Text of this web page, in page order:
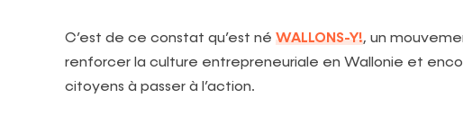
C’est de ce constat qu’est né WALLONS-Y!, un
renforcer la culture entrepreneuriale en Wallonie et
citoyens à passer à l’action.